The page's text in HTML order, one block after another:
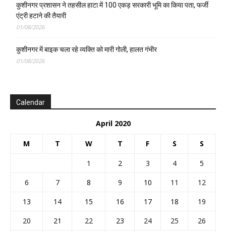
कुशीनगर प्रशासन ने तहसील हाटा में 100 एकड़ सरकारी भूमि का किया पता, फर्जी
एंट्री हटाने की तैयारी
01/08/2026
कुशीनगर में बाइक चला रहे व्यक्ति को मारी गोली, हालत गंभीर
01/08/2026
Calendar
April 2020
M T W T F S S
1 2 3 4
5
6
7 8 9 10 11
12
13
14 15 16 17 18
19
20
21 22 23 24 25
26